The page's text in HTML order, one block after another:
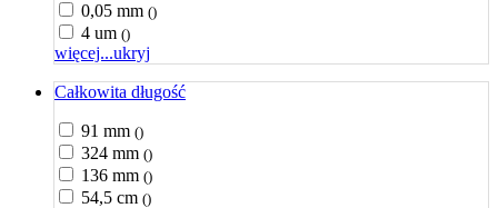
0,05 mm ()
4 um ()
więcej...ukryj
Całkowita długość
91 mm ()
324 mm ()
136 mm ()
54,5 cm ()